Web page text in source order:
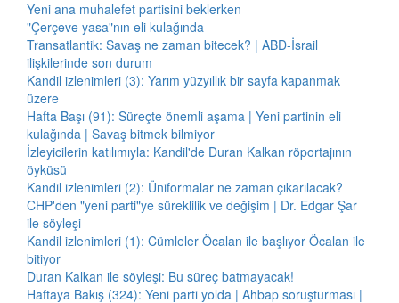
Yeni ana muhalefet partisini beklerken
"Çerçeve yasa"nın eli kulağında
Transatlantik: Savaş ne zaman bitecek? | ABD-İsrail
ilişkilerinde son durum
Kandil izlenimleri (3): Yarım yüzyıllık bir sayfa kapanmak
üzere
Hafta Başı (91): Süreçte önemli aşama | Yeni partinin eli
kulağında | Savaş bitmek bilmiyor
İzleyicilerin katılımıyla: Kandil'de Duran Kalkan röportajının
öyküsü
Kandil izlenimleri (2): Üniformalar ne zaman çıkarılacak?
CHP'den "yeni parti"ye süreklilik ve değişim | Dr. Edgar Şar
ile söyleşi
Kandil izlenimleri (1): Cümleler Öcalan ile başlıyor Öcalan ile
bitiyor
Duran Kalkan ile söyleşi: Bu süreç batmayacak!
Haftaya Bakış (324): Yeni parti yolda | Ahbap soruşturması |